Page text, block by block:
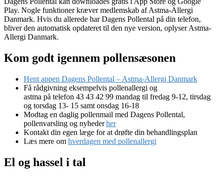
Play. Nogle funktioner kræver medlemskab af Astma-Allergi
Danmark. Hvis du allerede har Dagens Pollental på din telefon,
bliver den automatisk opdateret til den nye version, oplyser Astma-
Allergi Danmark.
Kom godt igennem pollensæsonen
Hent appen Dagens Pollental – Astma-Allergi Danmark
Få rådgivning eksempelvis pollenallergi og
astma på telefon 43 43 42 99 mandag til fredag 9-12, tirsdag
og torsdag 13- 15 samt onsdag 16-18
Modtag en daglig pollenmail med Dagens Pollental,
pollenvarsling og nyhederher
Kontakt din egen læge for at drøfte din behandlingsplan
Læs mere om hverdagen med pollenallergi
El og hassel i tal